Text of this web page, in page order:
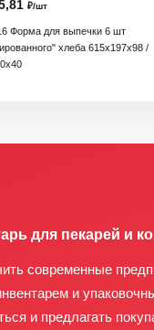
₽/шт
Форма для выпечки 6 шт
хлеба 615х197х98 /
для пекарей и
современные
и
и предлагать